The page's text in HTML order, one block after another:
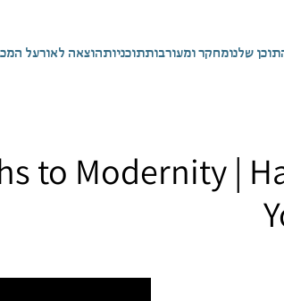
שלנומחקר ומעורבותתוכניותהוצאה לאורעל
to Modernity |